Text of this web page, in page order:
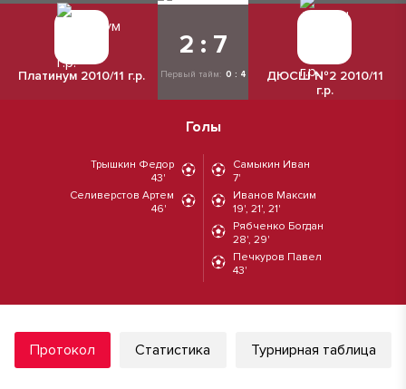
Платинум 2010/11 г.р.
2 : 7
Первый тайм: 0 : 4
ДЮСШ №2 2010/11
г.р.
Голы
Трышкин Федор
43'
Селиверстов Артем
46'
Самыкин Иван
7'
Иванов Максим
19', 21', 21'
Рябченко Богдан
28', 29'
Печкуров Павел
43'
Протокол Статистика Турнирная таблица